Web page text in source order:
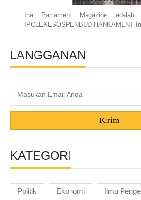
Ina Parliament Magazine adalah
IPOLEKESOSPENBUD HANKAMENT
LANGGANAN
Kirim
KATEGORI
Politik Ekonomi Ilmu